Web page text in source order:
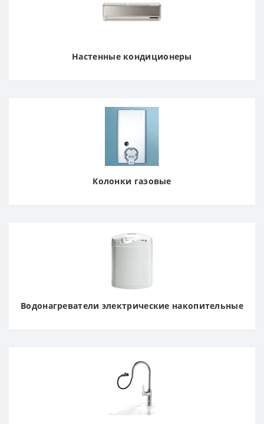
Настенные кондиционеры
Колонки газовые
Водонагреватели электрические накопительные